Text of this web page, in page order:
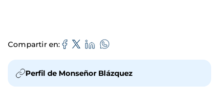
Compartir en
Perfil de Monseñor Blázquez